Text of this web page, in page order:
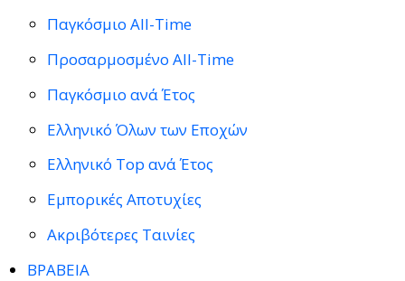
Παγκόσμιο All-Time
Προσαρμοσμένο All-Time
Παγκόσμιο ανά Έτος
Ελληνικό Όλων των Εποχών
Ελληνικό Top ανά Έτος
Εμπορικές Αποτυχίες
Ακριβότερες Ταινίες
ΒΡΑΒΕΙΑ